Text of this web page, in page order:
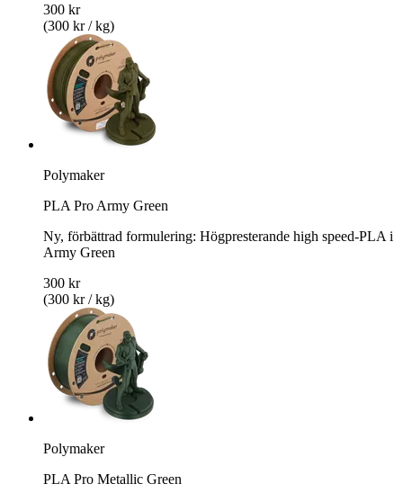
300 kr
(300 kr / kg)
Polymaker
PLA Pro Army Green
Ny, förbättrad formulering: Högpresterande high speed-PLA i
Army Green
300 kr
(300 kr / kg)
Polymaker
PLA Pro Metallic Green